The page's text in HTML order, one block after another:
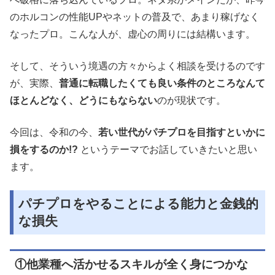
のホルコンの性能UPやネットの普及で、あまり稼げなく
なったプロ。こんな人が、虚心の周りには結構います。
そして、そういう境遇の方々からよく相談を受けるのです
が、実際、 普通に転職したくても良い条件のところなんて
ほとんどなく、どうにもならないのが現状です。
今回は、令和の今、 若い世代がパチプロを目指すといかに
損をするのか!? というテーマでお話していきたいと思い
ます。
パチプロをやることによる能力と金銭的
な損失
①他業種へ活かせるスキルが全く身につかな